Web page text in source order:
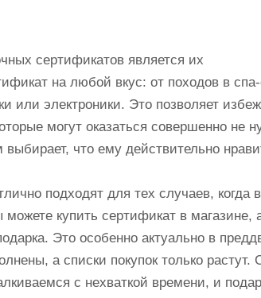
сертификатов является их
на любой вкус: от походов в
или электроники. Это позволяет
могут оказаться совершенно не
что ему действительно
подходят для тех случаев, когда
купить сертификат в магазине,
Это особенно актуально в
а списки покупок только растут.
с нехваткой времени, и